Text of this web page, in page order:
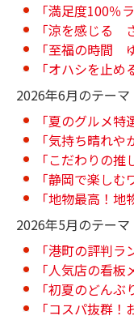
「満足度100％
「涼を感じる
「至福の時間
「オハシを止め
2026年6月のテーマ
「夏のグルメ特
「気持ち晴れや
「こだわりの推
「静岡で楽しむ
「地物最高！地
2026年5月のテーマ
「港町の評判ラ
「人気店の看板
「初夏のどんぶ
「コスパ抜群！